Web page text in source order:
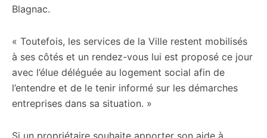
Blagnac.
« Toutefois, les services de la Ville restent mobilisés
à ses côtés et un rendez-vous lui est proposé ce jour
avec l’élue déléguée au logement social afin de
l’entendre et de le tenir informé sur les démarches
entreprises dans sa situation. »
Si un propriétaire souhaite apporter son aide à